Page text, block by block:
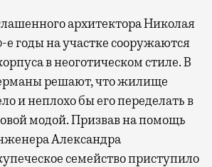
архитектора Николая
годы на участке сооружаются
в неоготическом стиле. В
решают, что жилище
и неплохо бы его переделать в
модой. Призвав на помощь
Александра
семейство приступило